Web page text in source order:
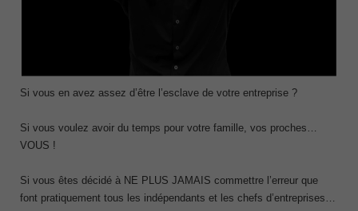
Si vous en avez assez d’être l’esclave de votre entreprise ?
Si vous voulez avoir du temps pour votre famille, vos proches…
VOUS !
Si vous êtes décidé à NE PLUS JAMAIS commettre l’erreur que
font pratiquement tous les indépendants et les chefs d’entreprises…